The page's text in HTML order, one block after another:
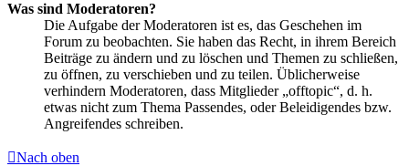
Was sind Moderatoren?
Die Aufgabe der Moderatoren ist es, das Geschehen im
Forum zu beobachten. Sie haben das Recht, in ihrem Bereich
Beiträge zu ändern und zu löschen und Themen zu schließen,
zu öffnen, zu verschieben und zu teilen. Üblicherweise
verhindern Moderatoren, dass Mitglieder „offtopic“, d. h.
etwas nicht zum Thema Passendes, oder Beleidigendes bzw.
Angreifendes schreiben.
Nach oben